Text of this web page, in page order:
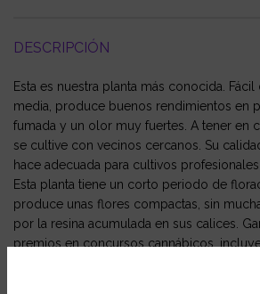
DESCRIPCIÓN
Esta es nuestra planta más conocida.
media, produce buenos rendimientos en
fumada y un olor muy fuertes. A tener en
se cultive con vecinos cercanos. Su
hace adecuada para cultivos profesionales
Esta planta tiene un corto periodo de
produce unas flores compactas, sin
por la resina acumulada en sus calices.
premios en concursos cannábicos,